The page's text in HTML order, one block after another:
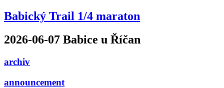
Babický Trail 1/4 maraton
2026-06-07 Babice u Říčan
archiv
announcement